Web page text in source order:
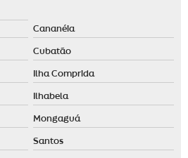
Cananéia
Cubatão
Ilha Comprida
Ilhabela
Mongaguá
Santos